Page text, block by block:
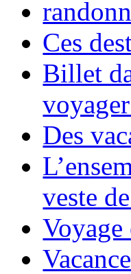
Ces
Billet
Des
veste